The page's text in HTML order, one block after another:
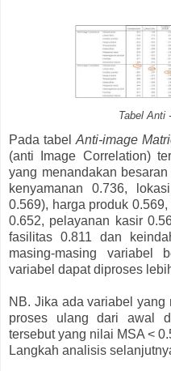
Tabel Anti
Pada tabelAnti-image
(anti Image Correlation)
yang menandakan
kenyamanan 0.736,
0.569), harga produk
0.652, pelayanan kasir
fasilitas 0.811 dan
masing-masing variabel
variabel dapat diproses
NB. Jika ada variabel
proses ulang dari awal
tersebut yang nilai MSA <
Langkah analisis